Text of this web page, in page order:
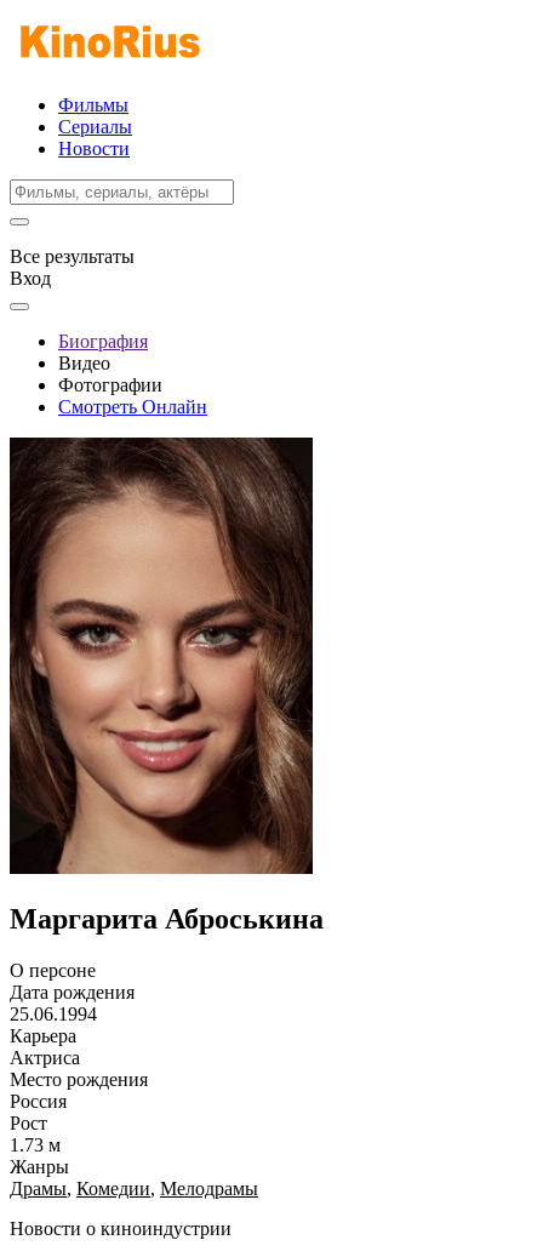
Фильмы
Сериалы
Новости
Все результаты
Вход
Биография
Видео
Фотографии
Смотреть Онлайн
Маргарита Аброськина
О персоне
Дата рождения
25.06.1994
Карьера
Актриса
Место рождения
Россия
Рост
1.73 м
Жанры
Драмы, Комедии, Мелодрамы
Новости о киноиндустрии